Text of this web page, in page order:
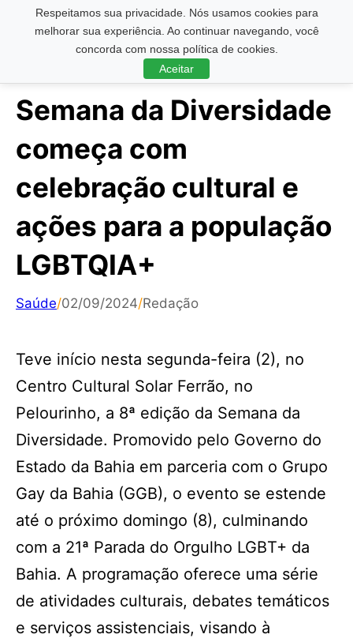
Respeitamos sua privacidade. Nós usamos cookies para
melhorar sua experiência. Ao continuar navegando, você
concorda com nossa política de cookies.
Aceitar
Pesquisar ...
Semana da Diversidade
começa com
celebração cultural e
ações para a população
LGBTQIA+
Saúde/02/09/2024/Redação
Teve início nesta segunda-feira (2), no
Centro Cultural Solar Ferrão, no
Pelourinho, a 8ª edição da Semana da
Diversidade. Promovido pelo Governo do
Estado da Bahia em parceria com o Grupo
Gay da Bahia (GGB), o evento se estende
até o próximo domingo (8), culminando
com a 21ª Parada do Orgulho LGBT+ da
Bahia. A programação oferece uma série
de atividades culturais, debates temáticos
e serviços assistenciais, visando à